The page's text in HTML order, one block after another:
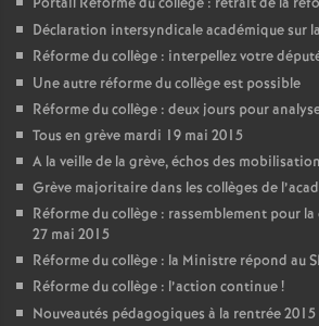
Déclaration intersyndicale académique sur
Réforme du collège : interpellez votre
Une autre réforme du collège est possible
Réforme du collège : deux jours pour
Tous en grève mardi 19 mai 2015
A la veille de la grève, échos des
Grève majoritaire dans les collèges de
Réforme du collège : rassemblement pour
27 mai 2015
Réforme du collège : la Ministre répond au
Réforme du collège : l’action continue!
Nouveautés pédagogiques à la rentrée 2015